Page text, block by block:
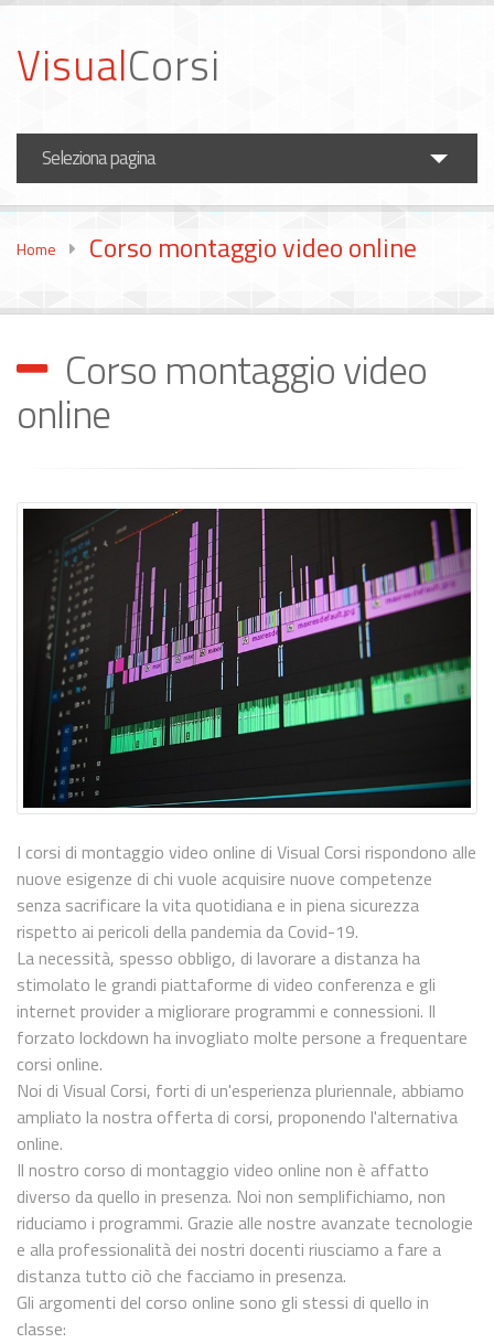
VisualCorsi
Seleziona pagina
Corsi Fotografia
Corsi Video
Formazione Aziende
News
Home Corso montaggio video online
Corso montaggio video
online
I corsi di montaggio video online di Visual Corsi rispondono alle
nuove esigenze di chi vuole acquisire nuove competenze
senza sacrificare la vita quotidiana e in piena sicurezza
rispetto ai pericoli della pandemia da Covid-19.
La necessità, spesso obbligo, di lavorare a distanza ha
stimolato le grandi piattaforme di video conferenza e gli
internet provider a migliorare programmi e connessioni. Il
forzato lockdown ha invogliato molte persone a frequentare
corsi online.
Noi di Visual Corsi, forti di un'esperienza pluriennale, abbiamo
ampliato la nostra offerta di corsi, proponendo l'alternativa
online.
Il nostro corso di montaggio video online non è affatto
diverso da quello in presenza. Noi non semplifichiamo, non
riduciamo i programmi. Grazie alle nostre avanzate tecnologie
e alla professionalità dei nostri docenti riusciamo a fare a
distanza tutto ciò che facciamo in presenza.
Gli argomenti del corso online sono gli stessi di quello in
classe: